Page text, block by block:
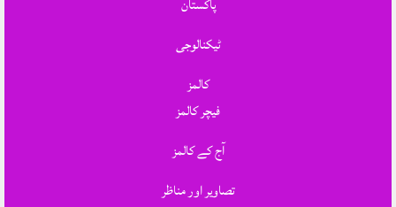
ٹیکنالوجی
کالمز
فیچر کالمز
آج کے کالمز
تصاویر اور مناظر